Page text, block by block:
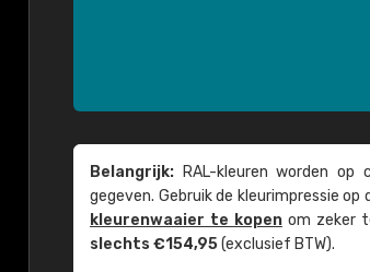
Belangrijk: RAL-kleuren worden op
gegeven. Gebruik de kleur­impressie
kleuren­waaier te kopenom zeker
slechts €154,95(exclusief BTW).